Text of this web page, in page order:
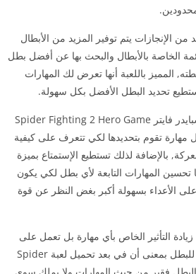
من الإنجازات يتم توفير المزيد من الأبطال
الخاصة بالأبطال والبحث بها عن أفضل بطل
المميز باللعبة أنها تعرض لك المهارات
تحديد البطل الأفضل بكل سهولة.
الجدير بالذكر أيضا أن لعبة سبايدر فايتر Spider Fighting 2 Hero Game
تقوم بتحديدها لكي تتعرف على كيفية
بالإضافة لذلك تستطيع الإستمتاع بميزة
تحسين المهارات التابعة لأي بطل لكي يكون
على الأعداء بسهولة أكبر بغض النظر عن قوة
التأثير الخاص بأي مهارة بل تعمل على
تحسين المهارات بشكل عام للبطل بمعنى أن في بعد تحميل لعبة Spider